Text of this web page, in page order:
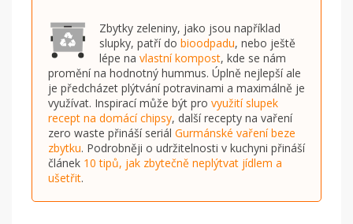
Zbytky zeleniny, jako jsou například
slupky, patří do bioodpadu, nebo ještě
lépe na vlastní kompost, kde se nám
promění na hodnotný hummus. Úplně nejlepší ale
je předcházet plýtvání potravinami a maximálně je
využívat. Inspirací může být pro využití slupek
recept na domácí chipsy, další recepty na vaření
zero waste přináší seriál Gurmánské vaření beze
zbytku. Podrobněji o udržitelnosti v kuchyni přináší
článek 10 tipů, jak zbytečně neplýtvat jídlem a
ušetřit.